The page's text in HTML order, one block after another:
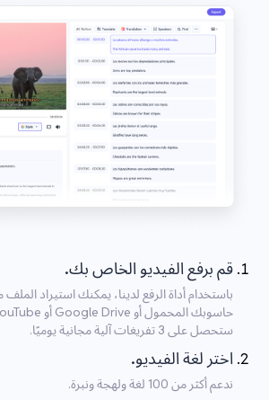
قم برفع الفيديو الخاص بك.
باستخدام أداة الرفع لدينا، يمكنك استيراد
ستحصل على 3 تفريغات آلية مجانية يوميًا.
اختر لغة الفيديو.
ندعم أكثر من 100 لغة ولهجة ونبرة.